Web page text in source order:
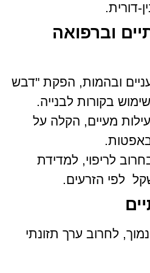
דורית.
וברפואה
ובהמות, הפקת "דבש
בקורות לבנייה.
מעיים, הקלה על
לריפוי, למדידת
לפי הזרעים.
לחרוב ערך תזונתי